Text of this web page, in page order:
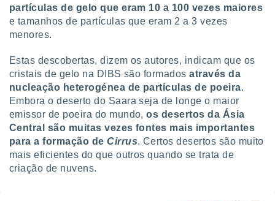
partículas de gelo que eram 10 a 100 vezes maiores
e tamanhos de partículas que eram 2 a 3 vezes
menores.
Estas descobertas, dizem os autores, indicam que os
cristais de gelo na DIBS são formadosatravés da
nucleação heterogénea de partículas de poeira.
Embora o deserto do Saara seja de longe o maior
emissor de poeira do mundo,os desertos da Ásia
Central são muitas vezes fontes mais importantes
para a formação deCirrus. Certos desertos são muito
mais eficientes do que outros quando se trata de
criação de nuvens.